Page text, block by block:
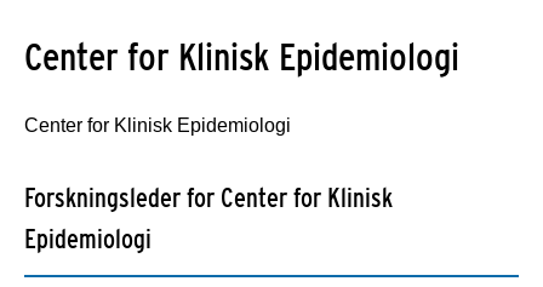
Center for Klinisk Epidemiologi
Center for Klinisk Epidemiologi
Forskningsleder for Center for Klinisk
Epidemiologi